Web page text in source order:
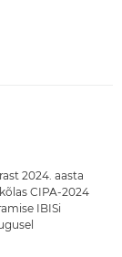
2024. aasta
CIPA-2024
IBISi